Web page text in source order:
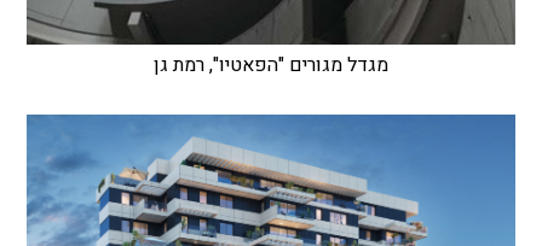
מגדל מגורים "הפאטיו", רמת גן